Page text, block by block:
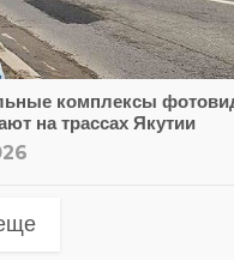
комплексы
на трассах Якутии